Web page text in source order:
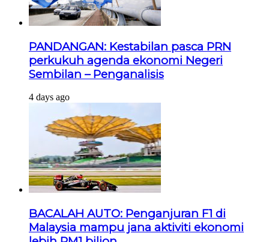
PANDANGAN: Kestabilan pasca PRN
perkukuh agenda ekonomi Negeri
Sembilan – Penganalisis
4 days ago
BACALAH AUTO: Penganjuran F1 di
Malaysia mampu jana aktiviti ekonomi